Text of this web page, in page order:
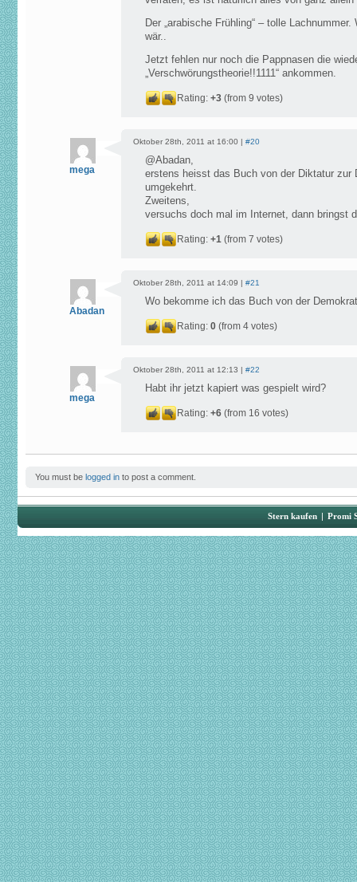
Der „arabische Frühling“ – tolle
wär..
Jetzt fehlen nur noch die Pappnasen die
„Verschwörungstheorie!!1111“ ankommen.
Rating: +3 (from 9 votes)
mega
Oktober 28th, 2011 at 16:00 | #20
@Abadan,
erstens heisst das Buch von der Diktatur zur
umgekehrt.
Zweitens,
versuchs doch mal im Internet, dann bringst
Rating: +1 (from 7 votes)
Abadan
Oktober 28th, 2011 at 14:09 | #21
Wo bekomme ich das Buch von der
Rating: 0 (from 4 votes)
mega
Oktober 28th, 2011 at 12:13 | #22
Habt ihr jetzt kapiert was gespielt wird?
Rating: +6 (from 16 votes)
You must be logged in to post a comment.
Stern kaufen | Promi